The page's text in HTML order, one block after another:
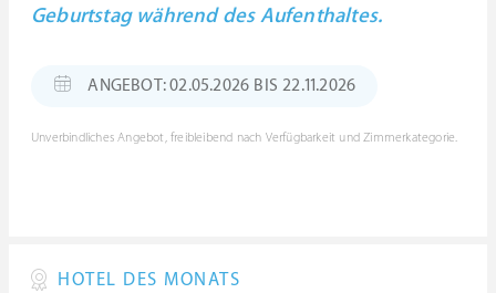
Geburtstag während des Aufenthaltes.
ANGEBOT: 02.05.2026 BIS 22.11.2026
Unverbindliches Angebot, freibleibend nach Verfügbarkeit und Zimmerkategorie.
HOTEL DES MONATS